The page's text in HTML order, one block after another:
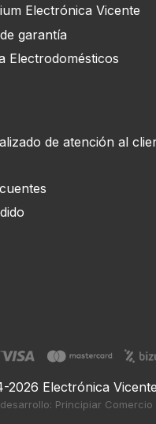
de ruido
Electrónica Vicente
garantía
Electrodomésticos
de atención al
2026 Electrónica
Principiar Comercio